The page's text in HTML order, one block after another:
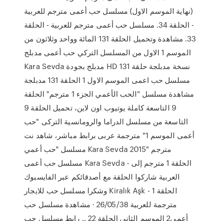
(نهاية الموسم الاول) مسلسل حب أعمى مترجم للعربية
- الحلقة 34. مسلسل حب أعمى مترجم للعربية - الحلقة
33. مشاهدة وتحميل الحلقة 131 المائة وواحد وثلاثون من
الموسم 1 الاول من المسلسل التركي حب أعمى مدبلج
Kara Sevda مدبلج بجودة HD نسخة مدبلجة حلقة 131
مسلسل حب اعمى الموسم الاول 1 الحلقة 131 مدبلجة
مشاهدة مسلسل "الحب الأعمي الجزء 1 مترجم" الحلقة
9 التاسعة كاملة يوتيوب اون لاين، تحميل الحلقة 9
التاسعة من مسلسل الدراما والرومانسية التركى "حب
أعمى الموسم 1" مترجمة عربى برابط مباشر، شاهد نت
مسلسل "حب أعمي Kara Sevda 2015" مترجم
مسلسل حب أعمى Kara Sevda - الحلقة 1 مترجم إلى
العربية شاركوا الحلقة مع أصدقائكم عبر الفايسبوك
وشكرا مسلسل حب للايجار Kiralık Aşk - الحلقة 1
مترجمة للعربية 26/05/38 · مشاهدة مسلسل حب
أعمى2 الموسم الثاني الحلقة 22 .. رابط مسلسل حب